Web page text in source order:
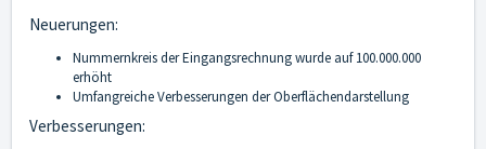
Neuerungen:
Nummernkreis der Eingangsrechnung wurde auf 100.000.000
erhöht
Umfangreiche Verbesserungen der Oberflächendarstellung
Verbesserungen: